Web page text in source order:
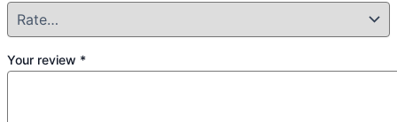
Your review *